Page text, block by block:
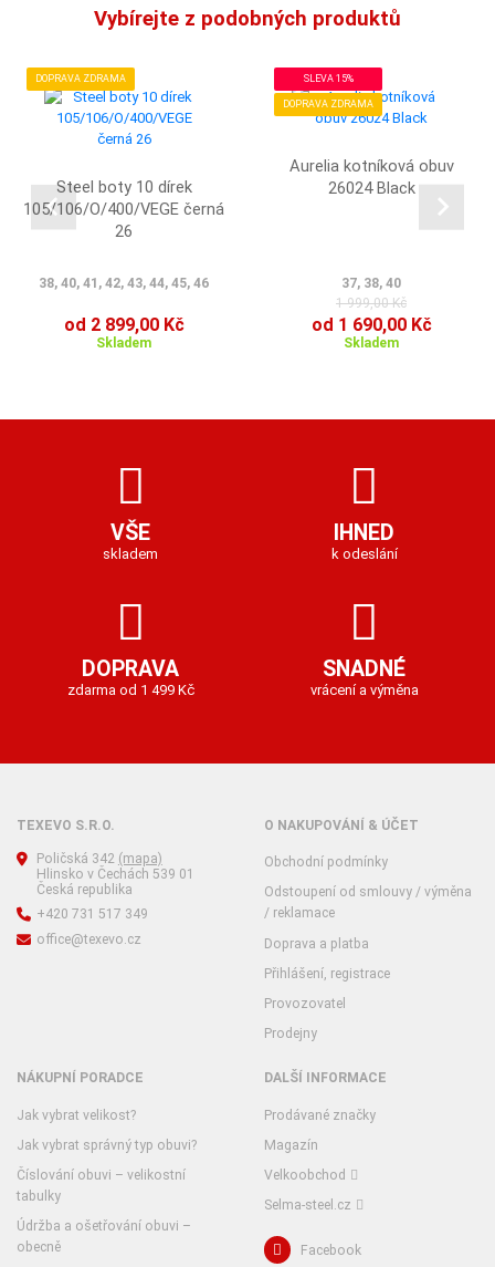
Vybírejte z podobných produktů
DOPRAVA ZDRAMA
Steel boty 10 dírek
105/106/O/400/VEGE černá
26
38, 40, 41, 42, 43, 44, 45, 46
od 2 899,00 Kč
Skladem
SLEVA 15%
DOPRAVA ZDRAMA
Aurelia kotníková obuv
26024 Black
37, 38, 40
1 999,00 Kč
od 1 690,00 Kč
Skladem
VŠE
skladem
IHNED
k odeslání
DOPRAVA
zdarma od 1 499 Kč
SNADNÉ
vrácení a výměna
TEXEVO S.R.O.
Poličská 342 (mapa)
Hlinsko v Čechách 539 01
Česká republika
+420 731 517 349
office@texevo.cz
O NAKUPOVÁNÍ & ÚČET
Obchodní podmínky
Odstoupení od smlouvy / výměna
/ reklamace
Doprava a platba
Přihlášení, registrace
Provozovatel
Prodejny
NÁKUPNÍ PORADCE
Jak vybrat velikost?
Jak vybrat správný typ obuvi?
Číslování obuvi – velikostní
tabulky
Údržba a ošetřování obuvi –
obecně
DALŠÍ INFORMACE
Prodávané značky
Magazín
Velkoobchod
Selma-steel.cz
Facebook